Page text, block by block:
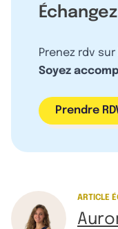
Prenez rdv
Soyez
Prendre
ARTICLE